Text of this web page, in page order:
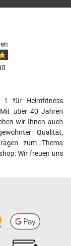
für Heimfitness
über 40 Jahren
wir Ihnen auch
Qualität,
zum Thema
Wir freuen uns